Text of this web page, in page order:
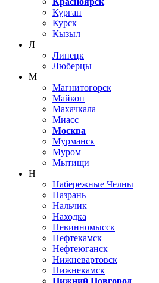
Курган
Курск
Кызыл
Л
Липецк
Люберцы
М
Магнитогорск
Майкоп
Махачкала
Миасс
Москва
Мурманск
Муром
Мытищи
Н
Набережные Челны
Назрань
Нальчик
Находка
Невинномысск
Нефтекамск
Нефтеюганск
Нижневартовск
Нижнекамск
Нижний Новгород